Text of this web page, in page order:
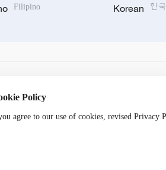
Filipino Korean 한
All Rights Reserved. 16A Shijingshan
Policy
agree to our use of cookies, revised Privacy